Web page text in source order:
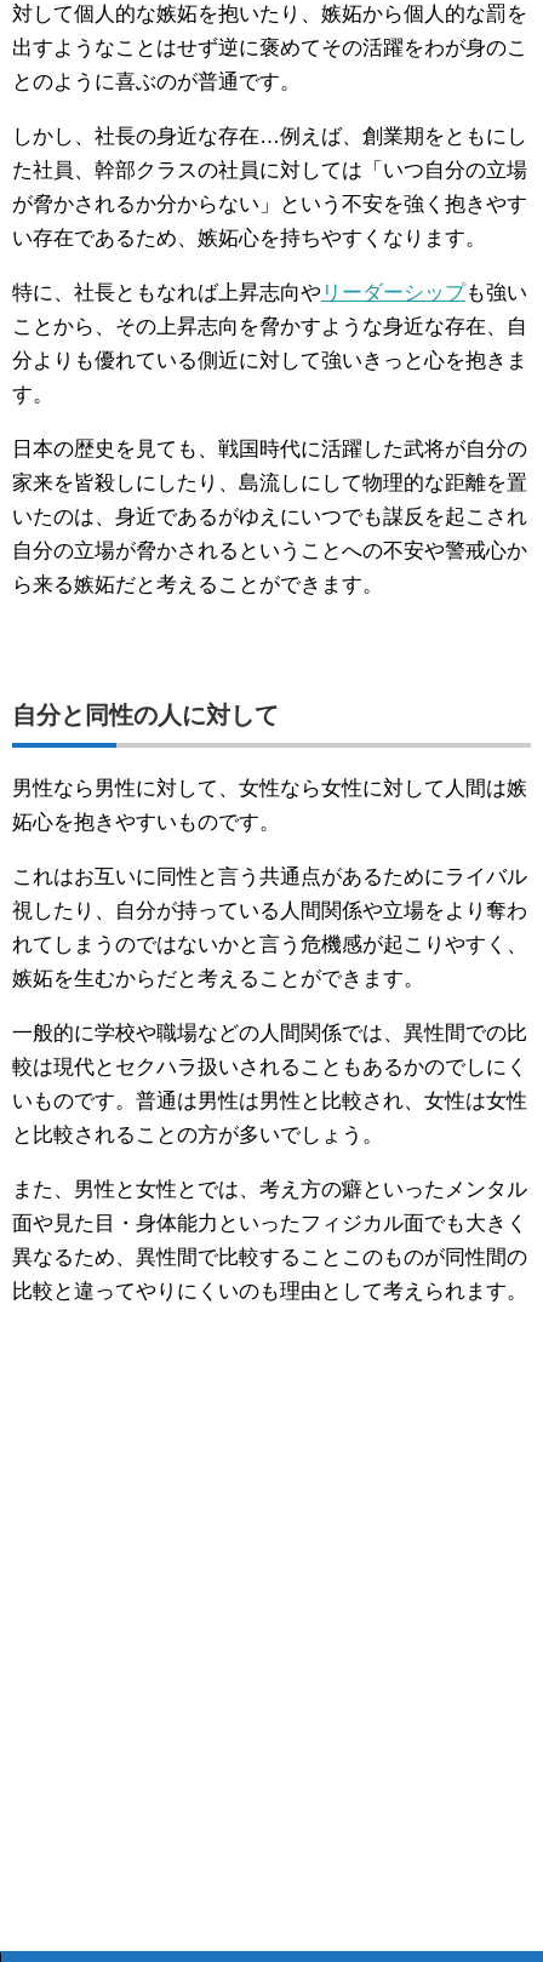
対して個人的な嫉妬を抱いたり、嫉妬から個人的な罰を
出すようなことはせず逆に褒めてその活躍をわが身のこ
とのように喜ぶのが普通です。
しかし、社長の身近な存在…例えば、創業期をともにし
た社員、幹部クラスの社員に対しては「いつ自分の立場
が脅かされるか分からない」という不安を強く抱きやす
い存在であるため、嫉妬心を持ちやすくなります。
特に、社長ともなれば上昇志向や リーダーシップも強い
ことから、その上昇志向を脅かすような身近な存在、自
分よりも優れている側近に対して強いきっと心を抱きま
す。
日本の歴史を見ても、戦国時代に活躍した武将が自分の
家来を皆殺しにしたり、島流しにして物理的な距離を置
いたのは、身近であるがゆえにいつでも謀反を起こされ
自分の立場が脅かされるということへの不安や警戒心か
ら来る嫉妬だと考えることができます。
自分と同性の人に対して
男性なら男性に対して、女性なら女性に対して人間は嫉
妬心を抱きやすいものです。
これはお互いに同性と言う共通点があるためにライバル
視したり、自分が持っている人間関係や立場をより奪わ
れてしまうのではないかと言う危機感が起こりやすく、
嫉妬を生むからだと考えることができます。
一般的に学校や職場などの人間関係では、異性間での比
較は現代とセクハラ扱いされることもあるかのでしにく
いものです。普通は男性は男性と比較され、女性は女性
と比較されることの方が多いでしょう。
また、男性と女性とでは、考え方の癖といったメンタル
面や見た目・身体能力といったフィジカル面でも大きく
異なるため、異性間で比較することこのものが同性間の
比較と違ってやりにくいのも理由として考えられます。